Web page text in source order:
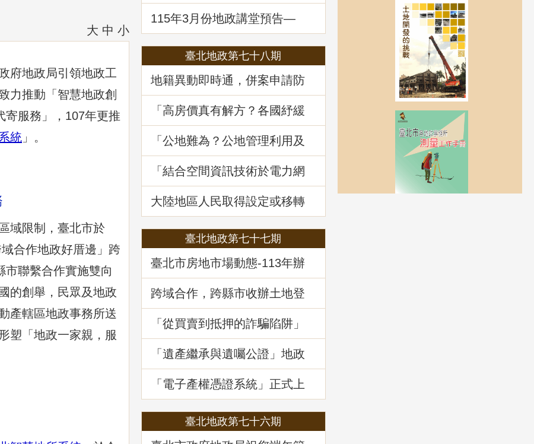
大 中 小
地政局引領地政工
力推動「智慧地政創
寄服務」，107年更推
統 」。
域限制，臺北市於
合作地政好厝邊」跨
市聯繫合作實施雙向
的創舉，民眾及地政
產轄區地政事務所送
塑「地政一家親，服
115年3⽉份地政講堂預告—
「看不見的房屋大盜：揭開不
臺北地政第七十八期
地籍異動即時通，併案申請防
詐好輕鬆
「高房價真有解方？各國紓緩
居住負擔對策與臺灣房市前景
展望」地政講堂回顧
「公地難為？公地管理利用及
處分實務」地政講堂回顧
「結合空間資訊技術於電力網
韌性及西部海域離岸風力發電
選址風險分析」地政講堂回顧
大陸地區人民取得設定或移轉
不動產物權之許可及管理
臺北地政第七十七期
臺北市房地市場動態-113年辦
公及店面市場
跨域合作，跨縣市收辦土地登
記
「從買賣到抵押的詐騙陷阱」
地政講堂回顧
「遺產繼承與遺囑公證」地政
講堂回顧
「電子產權憑證系統」正式上
線1周年
臺北地政第七十六期